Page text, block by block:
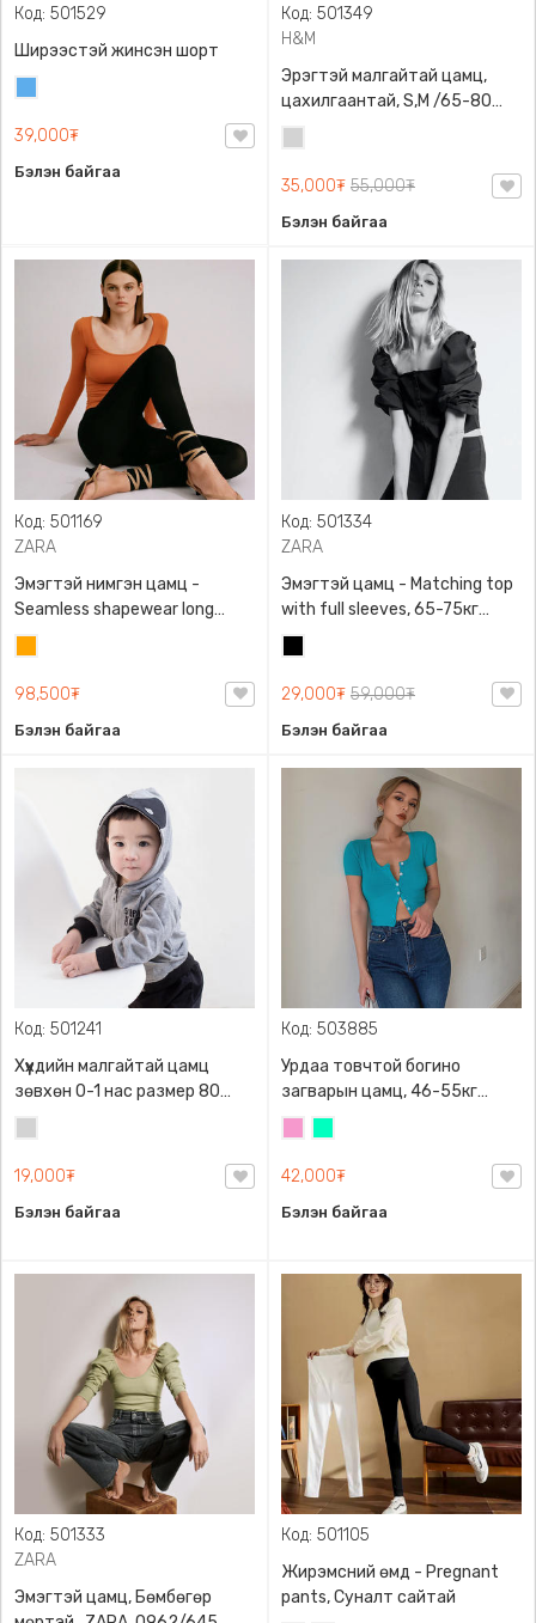
Код: 501529
Ширээстэй жинсэн шорт
39,000₮
Бэлэн байгаа
Код: 501349
H&M
Эрэгтэй малгайтай цамц,
цахилгаантай, S,M /65-80
кг/, H&M, 0852614006,
Даавуу
35,000₮ 55,000₮
Бэлэн байгаа
Код: 501169
ZARA
Эмэгтэй нимгэн цамц -
Seamless shapewear long
sleeve t-shirt, 40-60кг жинд
таарна, ZARA, 8779/458/615,
Урт ханцуйтай
98,500₮
Бэлэн байгаа
Код: 501334
ZARA
Эмэгтэй цамц - Matching top
with full sleeves, 65-75кг
жинд таарна, ZARA,
0962/642/800, Задгай
энгэртэй, Урт ханцуйтай,
29,000₮ 59,000₮
Бэлэн байгаа
Код: 501241
Хүүхдийн малгайтай цамц
зөвхөн 0-1 нас размер 80
сонголттой
19,000₮
Бэлэн байгаа
Код: 503885
Урдаа товчтой богино
загварын цамц, 46-55кг
жинд таарна
42,000₮
Бэлэн байгаа
Код: 501333
ZARA
Эмэгтэй цамц, Бөмбөгөр
Код: 501105
Жирэмсний өмд - Pregnant
pants, Суналт сайтай